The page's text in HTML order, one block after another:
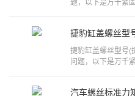
捷豹缸盖螺丝型号(
问题，以下是万千
汽车螺丝标准力